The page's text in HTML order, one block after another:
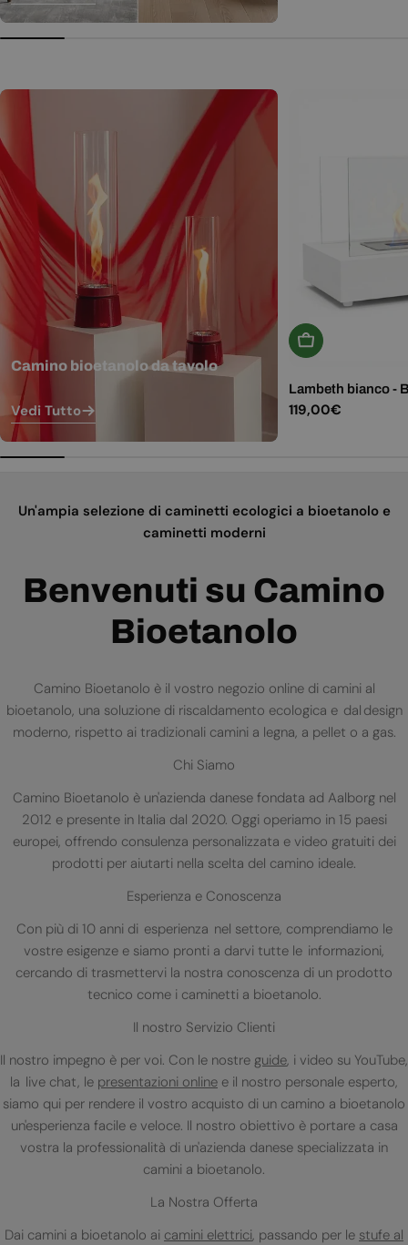
Camino bioetanolo da tavolo
Vedi Tutto
Aggiungi Al
Lambeth bianco -
Prezzo
119,00€
Un'ampia selezione di caminetti ecologici a bioetanolo e
caminetti moderni
Benvenuti su Camino
Bioetanolo
Camino Bioetanolo è il vostro negozio online di camini al
bioetanolo, una soluzione di riscaldamento ecologica e dal design
moderno, rispetto ai tradizionali camini a legna, a pellet o a gas.
Chi Siamo
Camino Bioetanolo è un'azienda danese fondata ad Aalborg nel
2012 e presente in Italia dal 2020. Oggi operiamo in 15 paesi
europei, offrendo consulenza personalizzata e video gratuiti dei
prodotti per aiutarti nella scelta del camino ideale.
Esperienza e Conoscenza
Con più di 10 anni di esperienza nel settore, comprendiamo le
vostre esigenze e siamo pronti a darvi tutte le informazioni,
cercando di trasmettervi la nostra conoscenza di un prodotto
tecnico come i caminetti a bioetanolo.
Il nostro Servizio Clienti
Il nostro impegno è per voi. Con le nostre guide, i video su YouTube,
la live chat, le presentazioni online e il nostro personale esperto,
siamo qui per rendere il vostro acquisto di un camino a bioetanolo
un'esperienza facile e veloce. Il nostro obiettivo è portare a casa
vostra la professionalità di un'azienda danese specializzata in
camini a bioetanolo.
La Nostra Offerta
Dai camini a bioetanolo ai camini elettrici, passando per le stufe al